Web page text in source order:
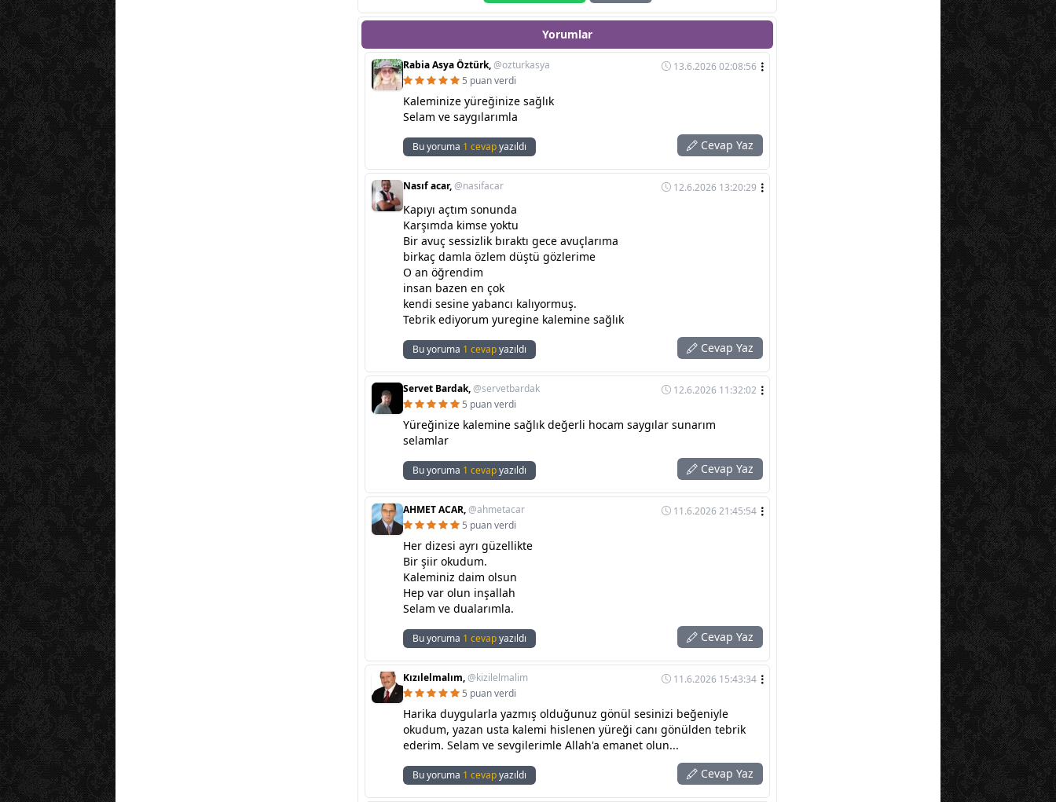
Yorumlar
Rabia Asya Öztürk,@ozturkasya
13.6.2026 02:08:56
5 puan verdi
Kaleminize yüreğinize sağlık
Selam ve saygılarımla
Bu yoruma 1 cevapyazıldı Cevap Yaz
Nasıf acar,@nasifacar 12.6.2026 13:20:29
Kapıyı açtım sonunda
Karşımda kimse yoktu
Bir avuç sessizlik bıraktı gece avuçlarıma
birkaç damla özlem düştü gözlerime
O an öğrendim
insan bazen en çok
kendi sesine yabancı kalıyormuş.
Tebrik ediyorum yuregine kalemine sağlık
Bu yoruma 1 cevapyazıldı Cevap Yaz
Servet Bardak,@servetbardak
12.6.2026 11:32:02
5 puan verdi
Yüreğinize kalemine sağlık değerli hocam saygılar sunarım
selamlar
Bu yoruma 1 cevapyazıldı Cevap Yaz
AHMET ACAR,@ahmetacar
11.6.2026 21:45:54
5 puan verdi
Her dizesi ayrı güzellikte
Bir şiir okudum.
Kaleminiz daim olsun
Hep var olun inşallah
Selam ve dualarımla.
Bu yoruma 1 cevapyazıldı Cevap Yaz
Kızılelmalım,@kizilelmalim
11.6.2026 15:43:34
5 puan verdi
Harika duygularla yazmış olduğunuz gönül sesinizi beğeniyle
okudum, yazan usta kalemi hislenen yüreği canı gönülden tebrik
ederim. Selam ve sevgilerimle Allah'a emanet olun...
Bu yoruma 1 cevapyazıldı Cevap Yaz